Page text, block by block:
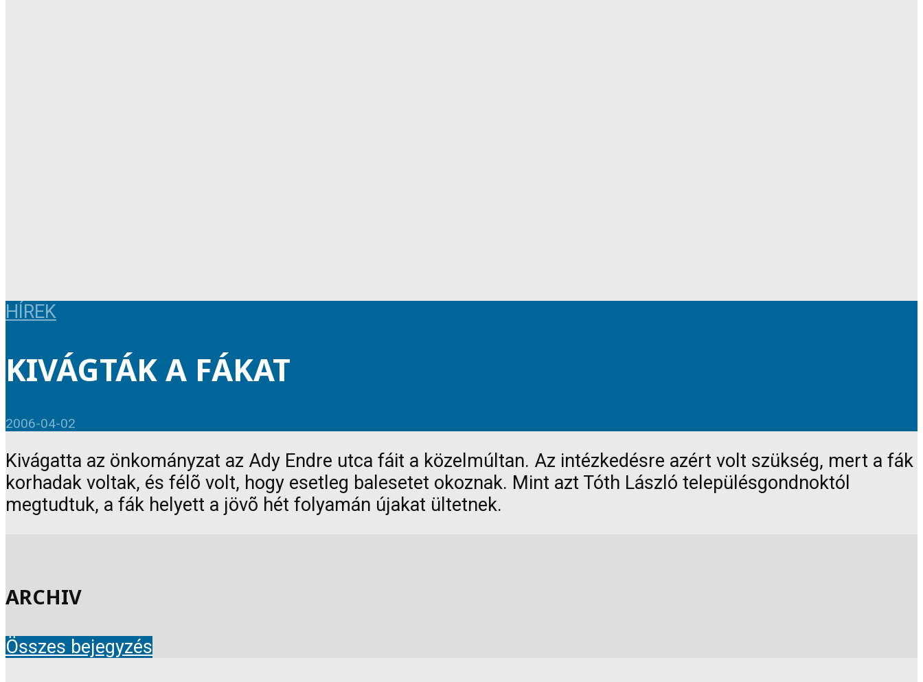
HÍREK
KIVÁGTÁK A FÁKAT
2006-04-02
Kivágatta az önkományzat az Ady Endre utca fáit a közelmúltan. Az intézkedésre azért volt szükség, mert a fák
korhadak voltak, és félõ volt, hogy esetleg balesetet okoznak. Mint azt Tóth László településgondnoktól
megtudtuk, a fák helyett a jövõ hét folyamán újakat ültetnek.
ARCHIV
Összes bejegyzés